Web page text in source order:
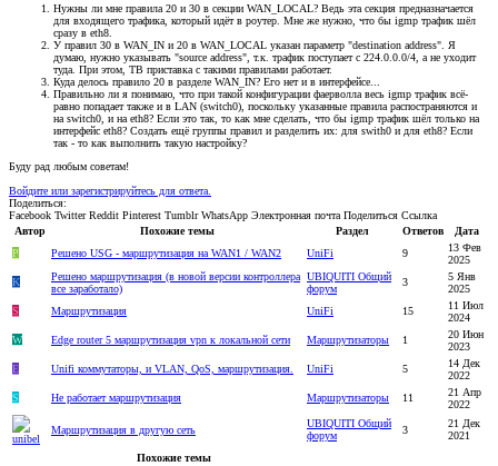
Нужны ли мне правила 20 и 30 в секции WAN_LOCAL? Ведь эта секция предназначается
для входящего трафика, который идёт в роутер. Мне же нужно, что бы igmp трафик шёл
сразу в eth8.
У правил 30 в WAN_IN и 20 в WAN_LOCAL указан параметр "destination address". Я
думаю, нужно указывать "source address", т.к. трафик поступает с 224.0.0.0/4, а не уходит
туда. При этом, ТВ приставка с такими правилами работает.
Куда делось правило 20 в разделе WAN_IN? Его нет и в интерфейсе...
Правильно ли я понимаю, что при такой конфигурации фаерволла весь igmp трафик всё-
равно попадает также и в LAN (switch0), поскольку указанные правила распостраняются и
на switch0, и на eth8? Если это так, то как мне сделать, что бы igmp трафик шёл только на
интерфейс eth8? Создать ещё группы правил и разделить их: для swith0 и для eth8? Если
так - то как выполнить такую настройку?
Буду рад любым советам!
Войдите или зарегистрируйтесь для ответа.
Поделиться:
Facebook Twitter Reddit Pinterest Tumblr WhatsApp Электронная почта Поделиться Ссылка
Автор
Похожие темы Раздел Ответов
Дата
P
Решено USG - маршрутизация на WAN1 / WAN2 UniFi 9
13 Фев
2025
K
Решено маршрутизация (в новой версии контроллера
все заработало)
UBIQUITI Общий
форум
3
5 Янв
2025
S
Маршрутизация UniFi 15
11 Июл
2024
W
Edge router 5 маршрутизация vpn к локальной сети Маршрутизаторы 1
20 Июн
2023
E
Unifi коммутаторы, и VLAN, QoS, маршрутизация. UniFi 5
14 Дек
2022
S
Не работает маршрутизация Маршрутизаторы 11
21 Апр
2022
Маршрутизация в другую сеть
UBIQUITI Общий
форум
3
21 Дек
2021
Похожие темы